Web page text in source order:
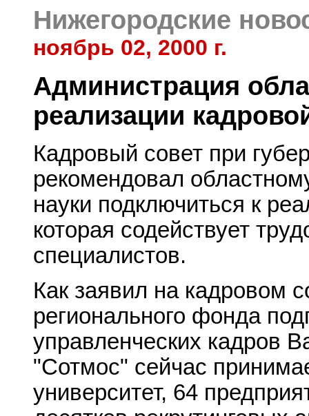
Нижегородские
ноябрь 02, 2000 г.
Администрация
реализации
Кадровый совет при
рекомендовал
науки подключиться к
которая содействует
специалистов.
Как заявил на кадровом
регионального фонда
управленческих кадров
"Сотмос" сейчас
университет, 64